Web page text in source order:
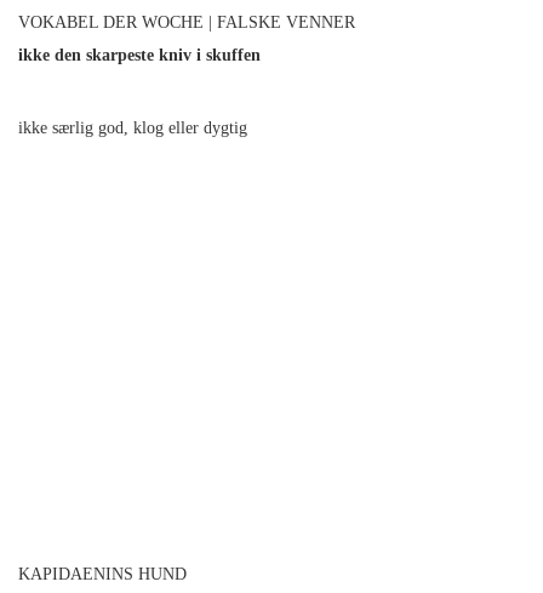
VOKABEL DER WOCHE | FALSKE VENNER
ikke den skarpeste kniv i skuffen
ikke særlig god, klog eller dygtig
KAPIDAENINS HUND